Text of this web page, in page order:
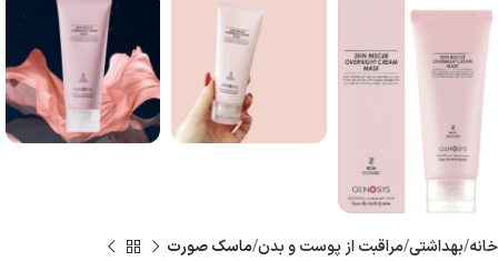
خانه بهداشتی مراقبت از پوست و بدن ماسک صورت